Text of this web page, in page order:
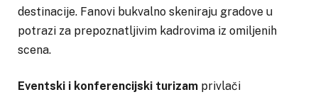
destinacije. Fanovi bukvalno skeniraju gradove u
potrazi za prepoznatljivim kadrovima iz omiljenih
scena.
Eventski i konferencijski turizam privlači